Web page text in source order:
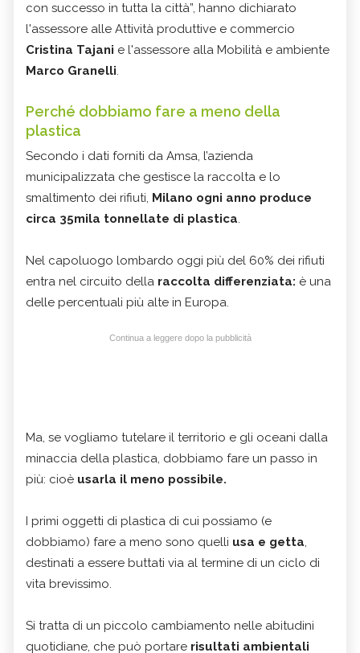
con successo in tutta la città”, hanno dichiarato
l'assessore alle Attività produttive e commercio
Cristina Tajani e l'assessore alla Mobilità e ambiente
Marco Granelli.
Perché dobbiamo fare a meno della
plastica
Secondo i dati forniti da Amsa, l’azienda
municipalizzata che gestisce la raccolta e lo
smaltimento dei rifiuti, Milano ogni anno produce
circa 35mila tonnellate di plastica.
Nel capoluogo lombardo oggi più del 60% dei rifiuti
entra nel circuito della raccolta differenziata: è una
delle percentuali più alte in Europa.
Continua a leggere dopo la pubblicità
Ma, se vogliamo tutelare il territorio e gli oceani dalla
minaccia della plastica, dobbiamo fare un passo in
più: cioè usarla il meno possibile.
I primi oggetti di plastica di cui possiamo (e
dobbiamo) fare a meno sono quelli usa e getta,
destinati a essere buttati via al termine di un ciclo di
vita brevissimo.
Si tratta di un piccolo cambiamento nelle abitudini
quotidiane, che può portare risultati ambientali